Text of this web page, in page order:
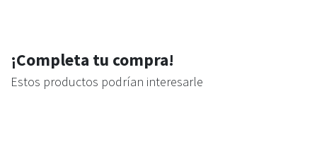
¡Completa tu compra!
Estos productos podrían interesarle